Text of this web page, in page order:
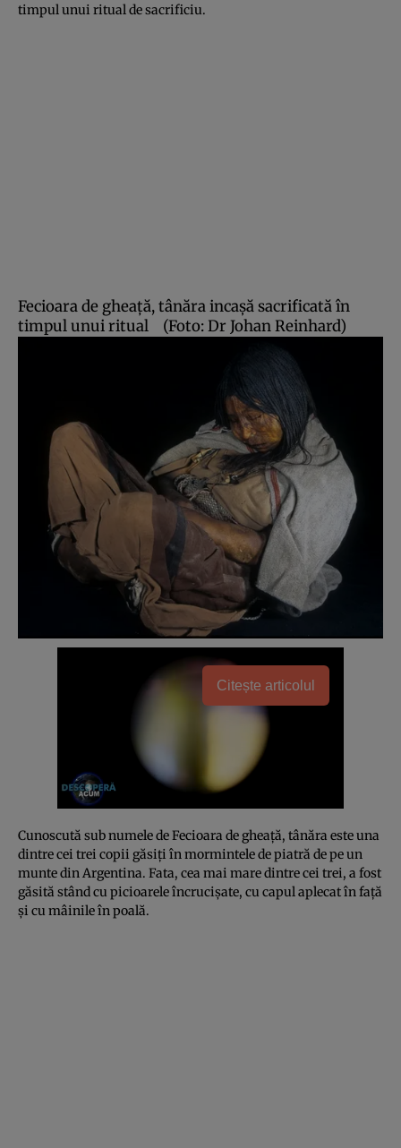
timpul unui ritual de sacrificiu.
Fecioara de gheaţă, tânăra incaşă sacrificată în
timpul unui ritual (Foto: Dr Johan Reinhard)
Citește articolul
Cunoscută sub numele de Fecioara de gheaţă, tânăra este una
dintre cei trei copii găsiţi în mormintele de piatră de pe un
munte din Argentina. Fata, cea mai mare dintre cei trei, a fost
găsită stând cu picioarele încrucişate, cu capul aplecat în faţă
şi cu mâinile în poală.